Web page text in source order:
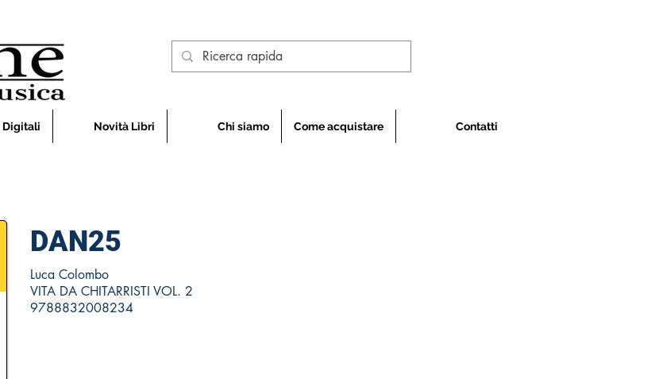
Digitali Novità Libri Chi siamo Come acquistare Contatti
DAN25
Luca Colombo
VITA DA CHITARRISTI VOL. 2
9788832008234